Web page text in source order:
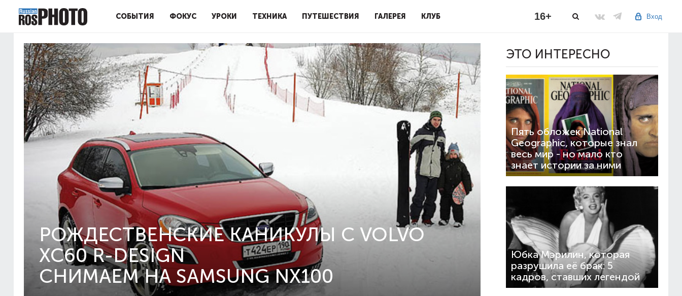
СОБЫТИЯ ФОКУС УРОКИ ТЕХНИКА ПУТЕШЕСТВИЯ ГАЛЕРЕЯ КЛУБ Вход
16+
РОЖДЕСТВЕНСКИЕ КАНИКУЛЫ С VOLVO
XC60 R-DESIGN
СНИМАЕМ НА SAMSUNG NX100
ЭТО ИНТЕРЕСНО
Пять обложек National
Geographic, которые знал
весь мир - но мало кто
знает истории за ними
Юбка Мэрилин, которая
разрушила её брак: 5
кадров, ставших легендой